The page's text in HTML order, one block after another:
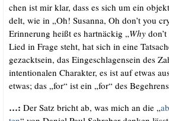
chen ist mir klar, dass es sich um ein
delt, wie in „Oh! Susan­na, Oh don’t you
Erin­ne­rung heißt es hart­nä­ckig „Whydon’t
Lied in Fra­ge steht, hat sich in eine
ge­zackt­sein, das Ein­ge­schla­gen­sein des
inten­tio­na­len Cha­rak­ter, es ist auf etwas
etwas; das „for“ ist ein „for“ des
…: Der Satz bricht ab, was mich an die „